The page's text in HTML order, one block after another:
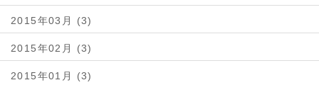
2015年03月 (3)
2015年02月 (3)
2015年01月 (3)